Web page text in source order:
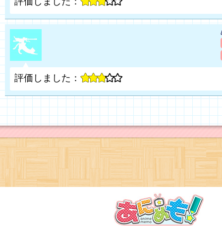
評価しました：